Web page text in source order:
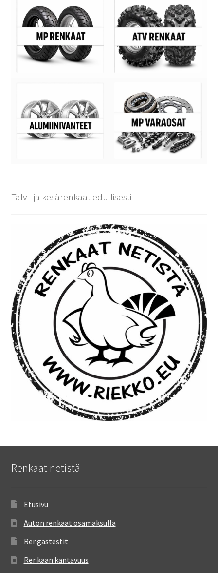
Talvi- ja kesärenkaat edullisesti
Renkaat netistä
Etusivu
Auton renkaat osamaksulla
Rengastestit
Renkaan kantavuus